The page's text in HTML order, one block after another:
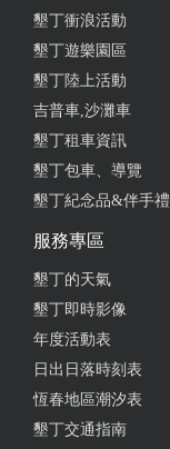
墾丁衝浪活動
墾丁遊樂園區
墾丁陸上活動
吉普車,沙灘車
墾丁租車資訊
墾丁包車、導覽
墾丁紀念品&伴手禮
服務專區
墾丁的天氣
墾丁即時影像
年度活動表
日出日落時刻表
恆春地區潮汐表
墾丁交通指南